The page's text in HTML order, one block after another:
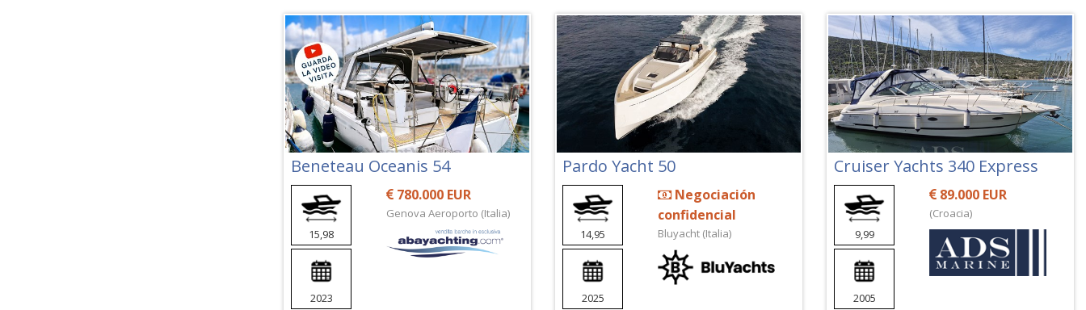
Beneteau Oceanis 54
15,98
2023
780.000 EUR
Genova Aeroporto (Italia)
Pardo Yacht 50
14,95
2025
Negociación
confidencial
Bluyacht (Italia)
Cruiser Yachts 340 Express
9,99
2005
89.000 EUR
(Croacia)